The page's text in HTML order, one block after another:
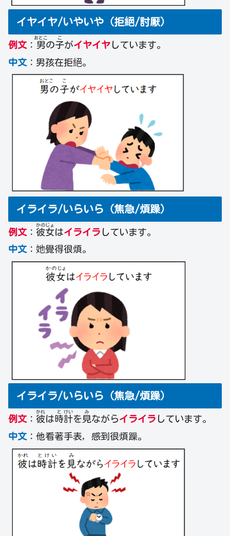
イヤイヤ/いやいや（拒絕/討厭）
例文 ： 男
おとこ
の子
こ
がイヤイヤ しています。
中文 ：男孩在拒絕。
イライラ/いらいら（焦急/煩躁）
例文 ： 彼
かの
女
じょ
はイライラ しています。
中文 ：她覺得很煩。
イライラ/いらいら（焦急/煩躁）
例文 ： 彼
かれ
は時
と
計
けい
を見
み
ながらイライラ しています。
中文 ：他看著手表, 感到很煩躁。